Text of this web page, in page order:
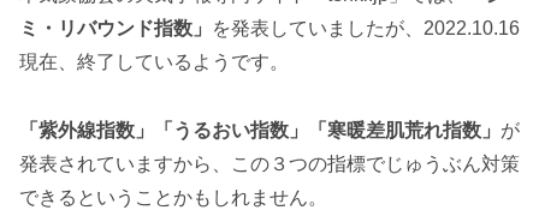
ミ・リバウンド指数」
を発表していましたが、2022.10.16
現在、終了しているようです。
「紫外線指数」「うるおい指数」「寒暖差肌荒れ指数」 が
発表されていますから、この３つの指標でじゅうぶん対策
できるということかもしれません。